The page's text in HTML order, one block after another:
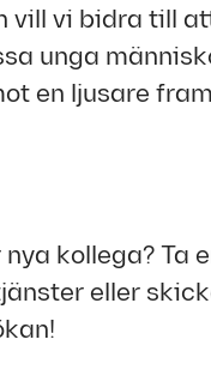
vill vi bidra till
unga
en ljusare
kollega? Ta
eller